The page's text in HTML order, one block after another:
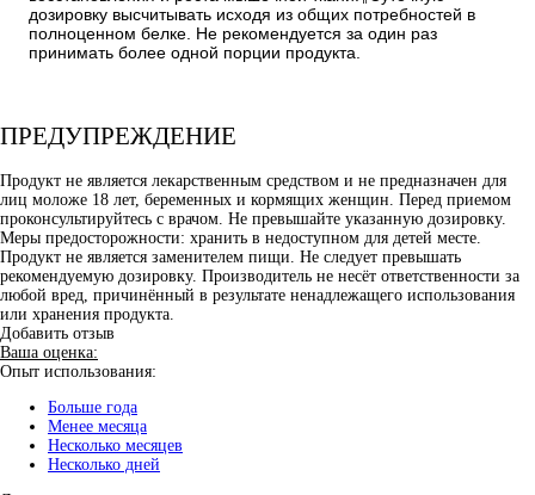
дозировку высчитывать исходя из общих потребностей в
полноценном белке. Не рекомендуется за один раз
принимать более одной порции продукта.
ПРЕДУПРЕЖДЕНИЕ
Продукт не является лекарственным средством и не предназначен для
лиц моложе 18 лет, беременных и кормящих женщин. Перед приемом
проконсультируйтесь с врачом. Не превышайте указанную дозировку.
Меры предосторожности: хранить в недоступном для детей месте.
Продукт не является заменителем пищи. Не следует превышать
рекомендуемую дозировку. Производитель не несёт ответственности за
любой вред, причинённый в результате ненадлежащего использования
или хранения продукта.
Добавить отзыв
Ваша оценка:
Опыт использования:
Больше года
Менее месяца
Несколько месяцев
Несколько дней